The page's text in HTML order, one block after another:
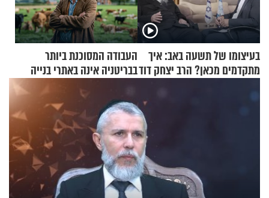
בעיצומו של תשעה באב: איך
מתקדמים מכאן? הרב יצחק דוד
העבודה המסוכנת ביותר
בבריטניה אינה באתרי בנייה